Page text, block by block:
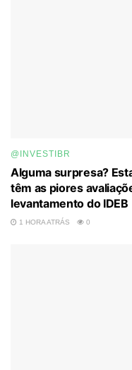
@INVESTIBR
Alguma surpresa?
têm as piores
levantamento do IDEB
1 HORA ATRÁS 0